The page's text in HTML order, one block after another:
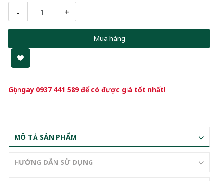
- +
Mua hàng
Gọi ngay 0937 441 589để có được giá tốt nhất!
MÔ TẢ SẢN PHẨM
HƯỚNG DẪN SỬ DỤNG